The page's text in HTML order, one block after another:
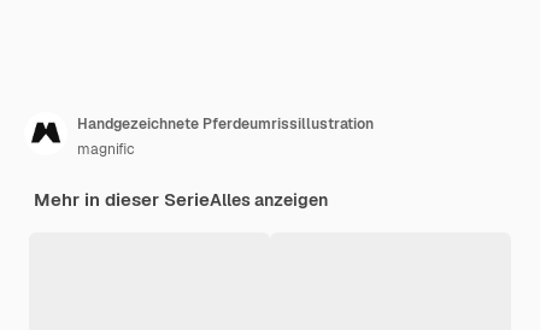
Handgezeichnete Pferdeumrissillustration
magnific
Mehr in dieser SerieAlles anzeigen